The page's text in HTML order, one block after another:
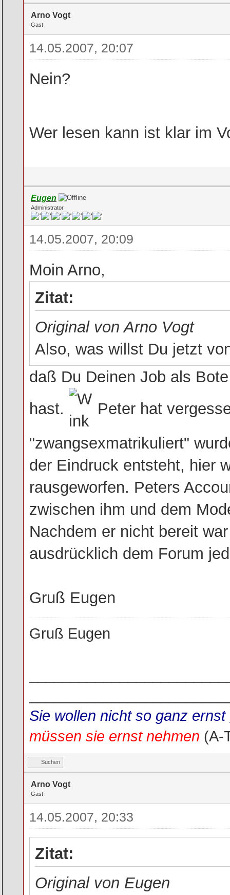
Arno Vogt
Gast
14.05.2007, 20:07
Nein?
Wer lesen kann ist klar im
Eugen
Administrator
14.05.2007, 20:09
Moin Arno,
Zitat:
Original von Arno Vogt
Also, was willst Du jetzt
daß Du Deinen Job als
hast.
Peter hat
"zwangsexmatrikuliert"
der Eindruck entsteht, hier
rausgeworfen. Peters
zwischen ihm und dem
Nachdem er nicht bereit
ausdrücklich dem Forum
Gruß Eugen
Gruß Eugen
Sie wollen nicht so ganz
müssen sie ernst nehmen (A-
Suchen
Arno Vogt
Gast
14.05.2007, 20:33
Zitat:
Original von Eugen